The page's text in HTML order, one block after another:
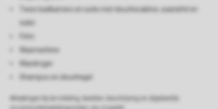
Twee badkamers en suite met douchecabine, wastafel en
toilet
Wasmachine
Wasdroger
Shampoo en douchegel